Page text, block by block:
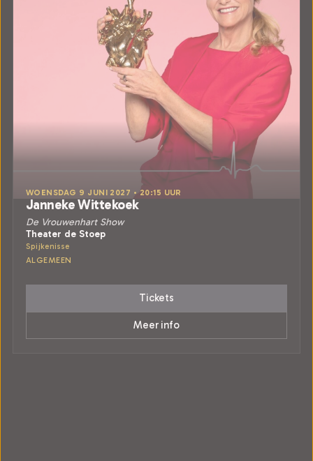
WOENSDAG 9 JUNI 2027 • 20:15 UUR
Janneke Wittekoek
De Vrouwenhart Show
Theater de Stoep
Spijkenisse
ALGEMEEN
Tickets
Meer info